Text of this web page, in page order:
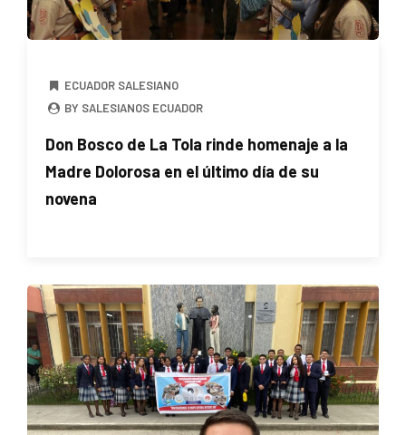
ECUADOR SALESIANO
BY SALESIANOS ECUADOR
Don Bosco de La Tola rinde homenaje a la
Madre Dolorosa en el último día de su
novena